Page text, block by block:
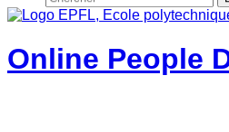
Online People